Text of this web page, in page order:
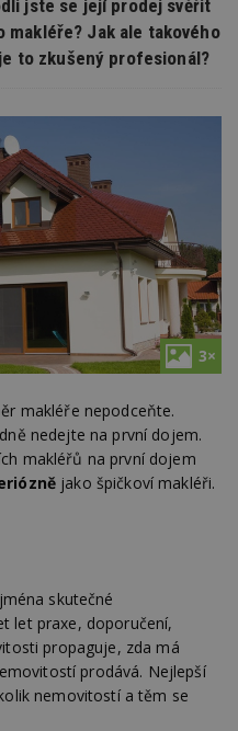
jste se její prodej svěřit
Jak ale takového
to zkušený profesionál?
3×
makléře nepodceňte.
nedejte na první dojem.
makléřů na první dojem
jako špičkoví makléři.
skutečné
let praxe, doporučení,
propaguje, zda má
prodává. Nejlepší
nemovitostí a těm se